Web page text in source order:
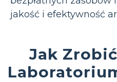
jakość i efektywność
Jak